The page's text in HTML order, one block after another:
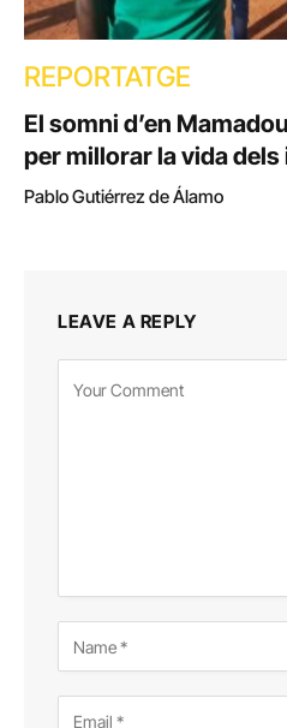
REPORTATGE
El somni d’en
per millorar la vida
Pablo Gutiérrez de Álamo
LEAVE A REPLY